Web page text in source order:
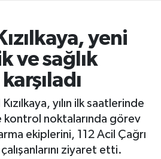
yeni
ve sağlık
yılın ilk saatlerinde
kontrol noktalarında görev
ekiplerini, 112 Acil Çağrı
ziyaret etti.
Haritası
ve Fikstür